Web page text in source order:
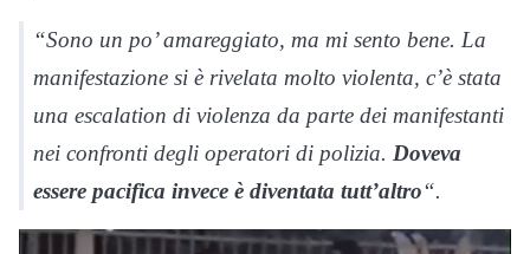
“Sono un po’ amareggiato, ma mi sento bene. La
manifestazione si è rivelata molto violenta, c’è stata
una escalation di violenza da parte dei manifestanti
nei confronti degli operatori di polizia. Doveva
essere pacifica invece è diventata tutt’altro“.